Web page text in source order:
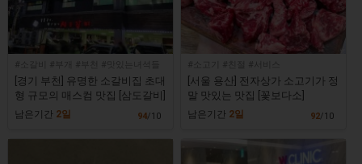
#소갈비 #부개 #부천 #맛있는녀석들
[경기 부천] 유명한 소갈비집 초대
형 규모의 매스컴 맛집 [삼도갈비]
남은기간 2일 94/10
#소고기 #친절 #서비스
[서울 용산] 전자상가 소고기가 정
말 맛있는 맛집 [꽃보다소]
남은기간 2일 92/10